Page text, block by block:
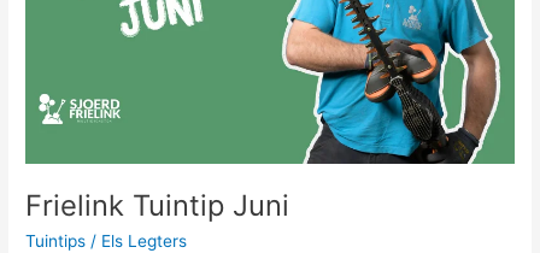
Frielink Tuintip Juni
Tuintips / Els Legters